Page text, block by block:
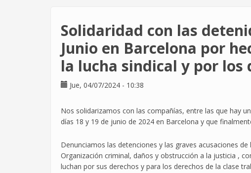
arrancan
primeros
avances
en
el
poder
insuficientes
Solidaridad con las
Junio en Barcelona por
la lucha sindical y por los
Jue, 04/07/2024 - 10:38
Nos solidarizamos con las compañías, entre las que hay
días 18 y 19 de junio de 2024 en Barcelona y que
Denunciamos las detenciones y las graves acusaciones
Organización criminal, daños y obstrucción a la justicia ,
luchan por sus derechos y para los derechos de la clase